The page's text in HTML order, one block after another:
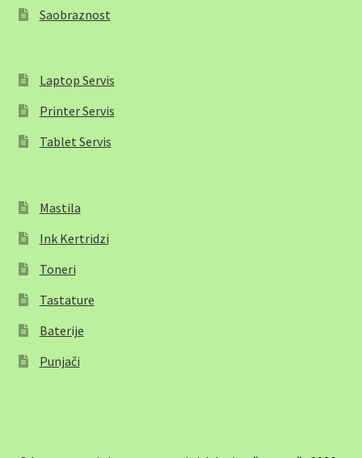
Saobraznost
Laptop Servis
Printer Servis
Tablet Servis
Mastila
Ink Kertridzi
Toneri
Tastature
Baterije
Punjači